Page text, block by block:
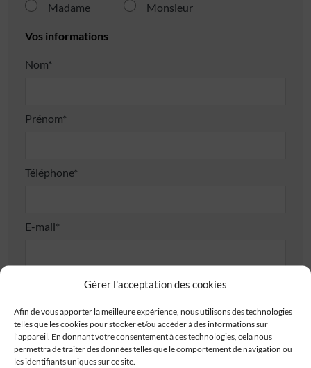
Gérer l'acceptation des cookies
Afin de vous apporter la meilleure expérience, nous utilisons des technologies
telles que les cookies pour stocker et/ou accéder à des informations sur
l'appareil. En donnant votre consentement à ces technologies, cela nous
permettra de traiter des données telles que le comportement de navigation ou
les identifiants uniques sur ce site.
Madame
Monsieur
Vos informations
Nom*
Prénom*
Téléphone*
E-mail*